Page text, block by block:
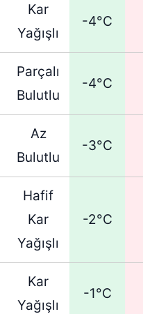
Kar
Yağışlı
-4°C
Parçalı
Bulutlu
-4°C
Az
Bulutlu
-3°C
Hafif
Kar
Yağışlı
-2°C
Kar
Yağışlı
-1°C